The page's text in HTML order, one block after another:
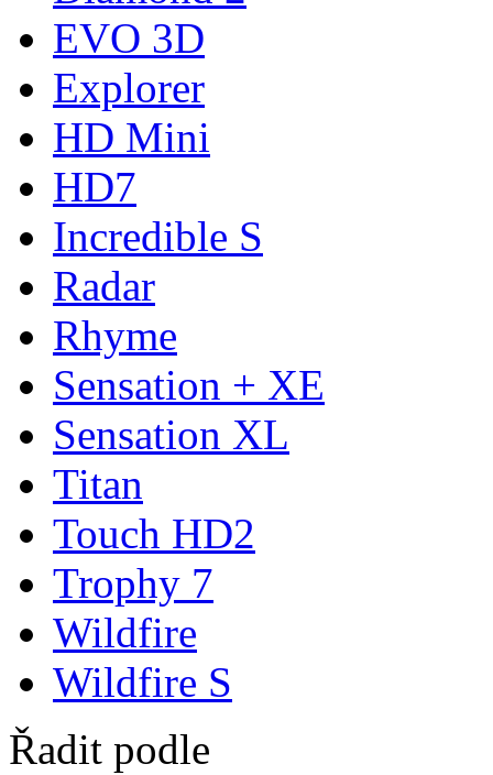
EVO 3D
Explorer
HD Mini
HD7
Incredible S
Radar
Rhyme
Sensation + XE
Sensation XL
Titan
Touch HD2
Trophy 7
Wildfire
Wildfire S
Řadit podle